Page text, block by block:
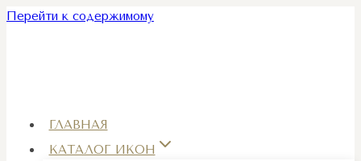
Перейти к содержимому
ГЛАВНАЯ
КАТАЛОГ ИКОН